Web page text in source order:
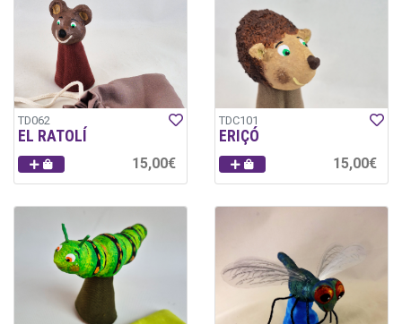
TD062
EL RATOLÍ
15,00€
TDC101
ERIÇÓ
15,00€